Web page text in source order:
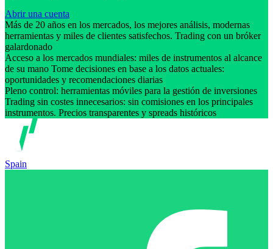
Abrir una cuenta
Más de 20 años en los mercados, los mejores análisis, modernas
herramientas y miles de clientes satisfechos. Trading con un bróker
galardonado
Acceso a los mercados mundiales: miles de instrumentos al alcance
de su mano Tome decisiones en base a los datos actuales:
oportunidades y recomendaciones diarias
Pleno control: herramientas móviles para la gestión de inversiones
Trading sin costes innecesarios: sin comisiones en los principales
instrumentos. Precios transparentes y spreads históricos
Spain